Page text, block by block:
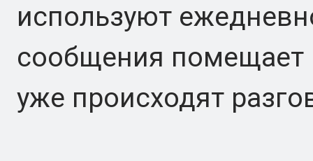
используют
сообщения помещает
уже происходят